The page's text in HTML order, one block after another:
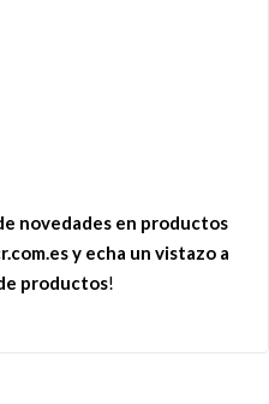
novedades en productos
y echa un vistazo a
productos!